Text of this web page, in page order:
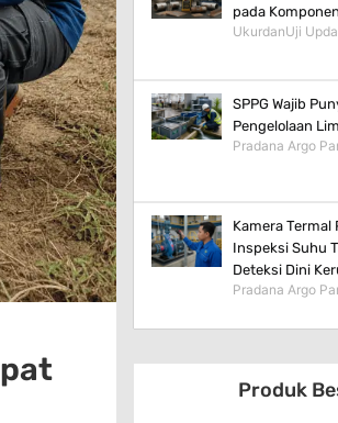
pada
UkurdanUji
SPPG Wajib
Pengelolaan
Pradana Argo
Kamera Termal
Inspeksi Suhu
Deteksi Dini
Pradana Argo
Produk